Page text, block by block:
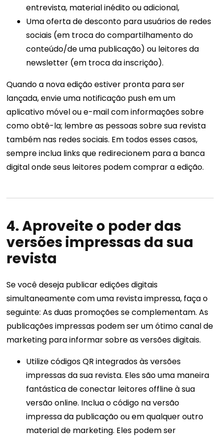
entrevista, material inédito ou adicional,
Uma oferta de desconto para usuários de redes
sociais (em troca do compartilhamento do
conteúdo/de uma publicação) ou leitores da
newsletter (em troca da inscrição).
Quando a nova edição estiver pronta para ser
lançada, envie uma notificação push em um
aplicativo móvel ou e-mail com informações sobre
como obtê-la; lembre as pessoas sobre sua revista
também nas redes sociais. Em todos esses casos,
sempre inclua links que redirecionem para a banca
digital onde seus leitores podem comprar a edição.
4. Aproveite o poder das
versões impressas da sua
revista
Se você deseja publicar edições digitais
simultaneamente com uma revista impressa, faça o
seguinte: As duas promoções se complementam. As
publicações impressas podem ser um ótimo canal de
marketing para informar sobre as versões digitais.
Utilize códigos QR integrados às versões
impressas da sua revista. Eles são uma maneira
fantástica de conectar leitores offline à sua
versão online. Inclua o código na versão
impressa da publicação ou em qualquer outro
material de marketing. Eles podem ser